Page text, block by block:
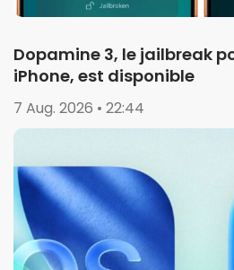
Dopamine 3, le jailbreak
iPhone, est disponible
7 Aug. 2026 • 22:44